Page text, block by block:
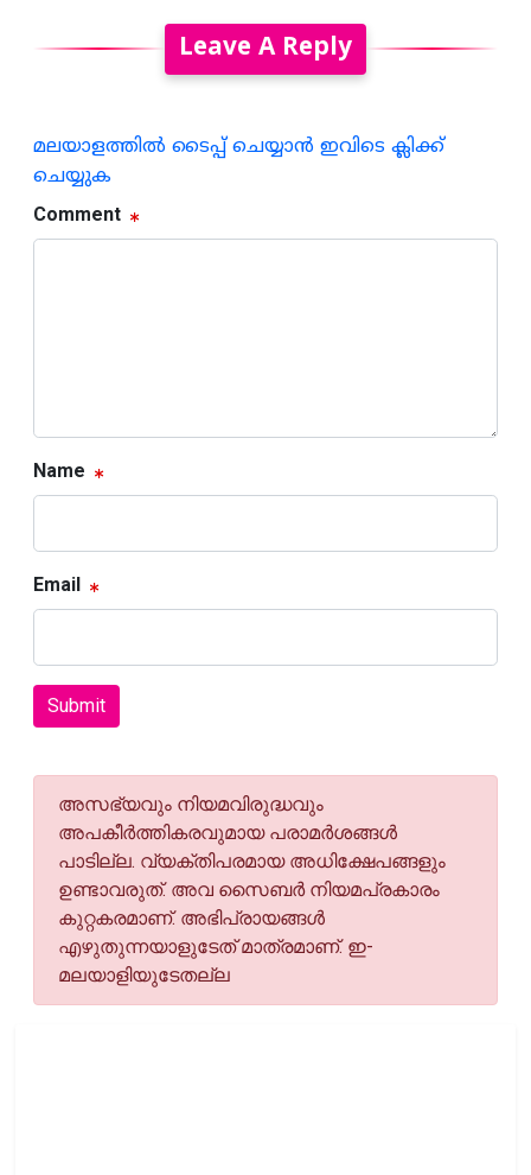
Leave A Reply
മലയാളത്തില്‍ ടൈപ്പ് ചെയ്യാന്‍ ഇവിടെ ക്ലിക്ക്
ചെയ്യുക
Comment
Name
Email
Submit
അസഭ്യവും നിയമവിരുദ്ധവും
അപകീര്‍ത്തികരവുമായ പരാമര്‍ശങ്ങള്‍
പാടില്ല. വ്യക്തിപരമായ അധിക്ഷേപങ്ങളും
ഉണ്ടാവരുത്. അവ സൈബര്‍ നിയമപ്രകാരം
കുറ്റകരമാണ്. അഭിപ്രായങ്ങള്‍
എഴുതുന്നയാളുടേത് മാത്രമാണ്. ഇ-
മലയാളിയുടേതല്ല